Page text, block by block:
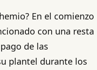
En el comienzo
con una resta
de las
plantel durante los